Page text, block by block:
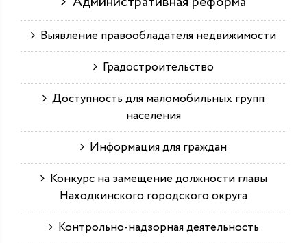
Выявление правообладателя недвижимости
Градостроительство
Доступность для маломобильных групп
населения
Информация для граждан
Конкурс на замещение должности главы
Находкинского городского округа
Контрольно-надзорная деятельность